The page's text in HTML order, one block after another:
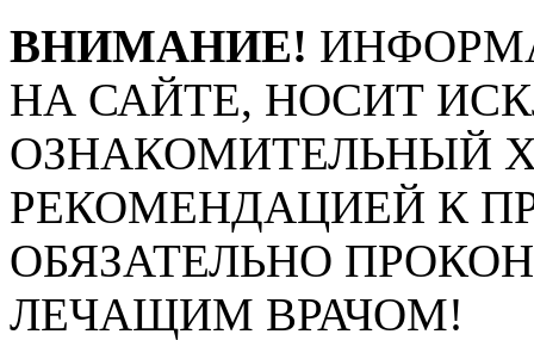
ВНИМАНИЕ!
НА САЙТЕ, НОСИТ
ОЗНАКОМИТЕЛЬНЫЙ
РЕКОМЕНДАЦИЕЙ К
ОБЯЗАТЕЛЬНО
ЛЕЧАЩИМ ВРАЧОМ!